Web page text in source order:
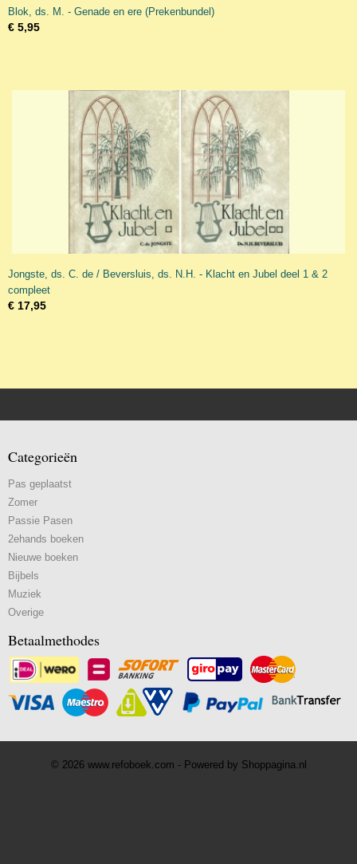
Blok, ds. M. - Genade en ere (Prekenbundel)
€ 5,95
Jongste, ds. C. de / Beversluis, ds. N.H. - Klacht en Jubel deel 1 & 2
compleet
€ 17,95
Categorieën
Pas geplaatst
Zomer
Passie Pasen
2ehands boeken
Nieuwe boeken
Bijbels
Muziek
Overige
Betaalmethodes
© 2026 www.refoboek.com - Powered by Shoppagina.nl